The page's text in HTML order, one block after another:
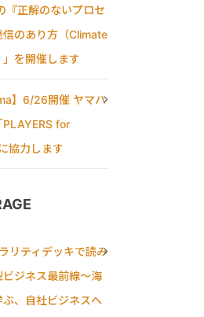
『正解のないプロセ
信のあり方（Climate
を開催します
】6/26開催 ヤマハ
PLAYERS for
協力します
リティデッキで読み
ジネス最前線〜海
、自社ビジネスへ